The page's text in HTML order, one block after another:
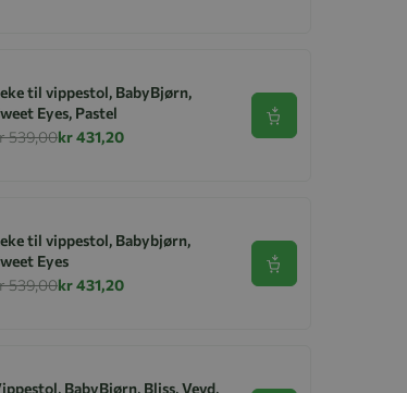
til vippestol, BabyBjørn,
Eyes, Pastel
539,00kr 431,20
Se produkt
til vippestol, Babybjørn,
Eyes
539,00kr 431,20
Se produkt
BabyBjørn, Bliss, Vevd,